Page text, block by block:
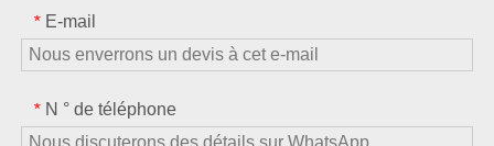
* E-mail
* N ° de téléphone